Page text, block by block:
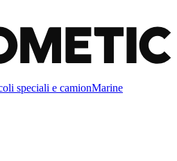
speciali e camionMarine